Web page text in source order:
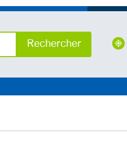
Rechercher